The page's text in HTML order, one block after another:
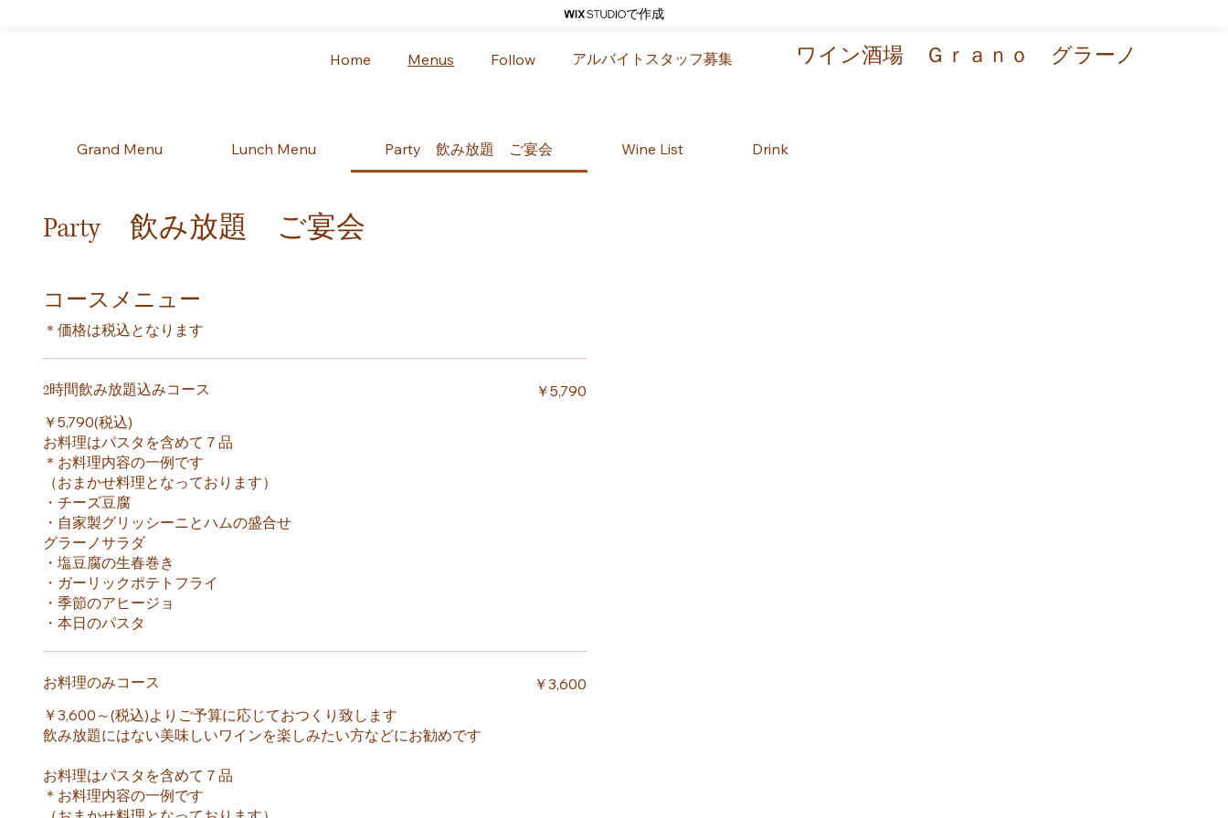
で作成
Home Menus Follow アルバイトスタッフ募集 ワイン酒場 Ｇｒａｎｏ グラーノ
Grand Menu Lunch Menu Party 飲み放題 ご宴会 Wine List Drink
Party 飲み放題 ご宴会
コースメニュー
＊価格は税込となります
2時間飲み放題込みコース
￥5,790(税込)
お料理はパスタを含めて７品
＊お料理内容の一例です
（おまかせ料理となっております）
・チーズ豆腐
・自家製グリッシーニとハムの盛合せ
グラーノサラダ
・塩豆腐の生春巻き
・ガーリックポテトフライ
・季節のアヒージョ
・本日のパスタ
￥5,790
お料理のみコース
￥3,600～(税込)よりご予算に応じておつくり致します
飲み放題にはない美味しいワインを楽しみたい方などにお勧めです
お料理はパスタを含めて７品
＊お料理内容の一例です
￥3,600